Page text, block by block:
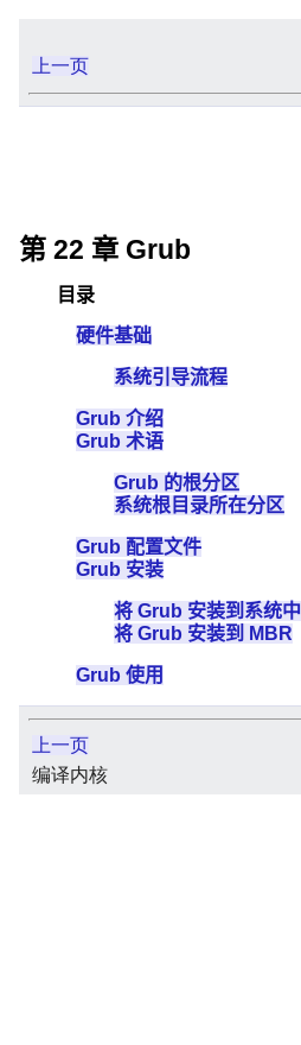
上一页
第 22 章 Grub
目录
硬件基础
系统引导流程
Grub 介绍
Grub 术语
Grub 的根分区
系统根目录所在分区
Grub 配置文件
Grub 安装
将 Grub 安装到系统中
将 Grub 安装到 MBR
Grub 使用
上一页
编译内核